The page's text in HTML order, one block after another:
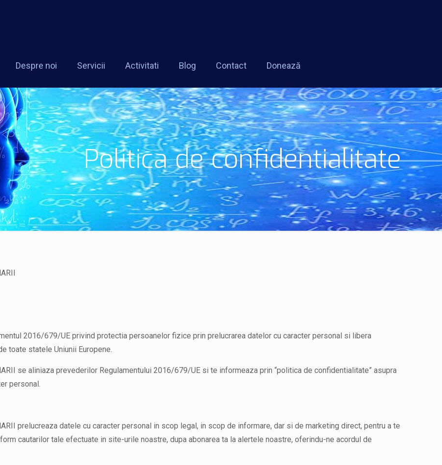
Despre noi Servicii Activitati Blog Contact Donează
Politica de confidentialitate
2016/679/UE privind protectia persoanelor fizice prin prelucrarea datelor cu caracter personal si libera
toate statele Uniunii Europene.
se aliniaza prevederilor Regulamentului 2016/679/UE si te informeaza prin “politica de confidentialitate” asupra
personal.
prelucreaza datele cu caracter personal in scop legal, in scop de informare, dar si de marketing direct, pentru a te
cautarilor tale efectuate in site-urile noastre, dupa abonarea ta la alertele noastre, oferindu-ne acordul de